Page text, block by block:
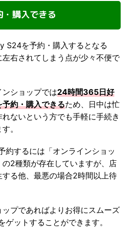
購入できる
S24を予約・購入するとなる
右されてしまう点が少々不便で
ショップでは24時間365日好
約・購入できるため、日中は忙
ないという方でも手軽に手続き
。
約するには「オンラインショッ
2種類が存在していますが、店
る他、最悪の場合2時間以上待
プであればよりお得にスムーズ
ットすることができます。